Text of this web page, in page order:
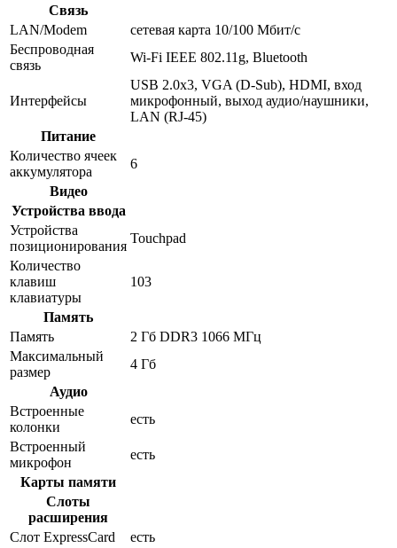
Связь
LAN/Modem
сетевая карта 10/100 Мбит/c
Беспроводная
связь
Wi-Fi IEEE 802.11g, Bluetooth
Интерфейсы
USB 2.0x3, VGA (D-Sub), HDMI, вход
микрофонный, выход аудио/наушники,
LAN (RJ-45)
Питание
Количество ячеек
аккумулятора
6
Видео
Устройства ввода
Устройства
позиционирования
Touchpad
Количество
клавиш
клавиатуры
103
Память
Память
2 Гб DDR3 1066 МГц
Максимальный
размер
4 Гб
Аудио
Встроенные
колонки
есть
Встроенный
микрофон
есть
Карты памяти
Слоты
расширения
Слот ExpressCard
есть